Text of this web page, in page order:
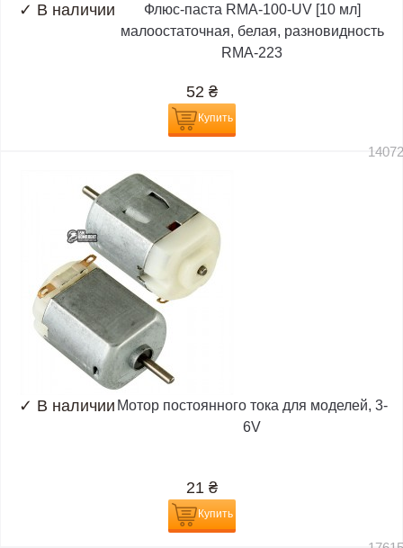
✓ В наличии
Флюс-паста RMA-100-UV [10 мл]
малоостаточная, белая, разновидность
RMA-223
52 ₴
Купить
✓ В наличии Мотор постоянного тока для моделей, 3-
6V
21 ₴
Купить